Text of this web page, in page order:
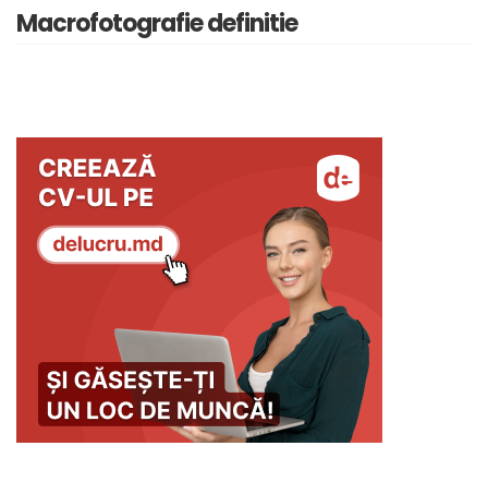
Macrofotografie definitie